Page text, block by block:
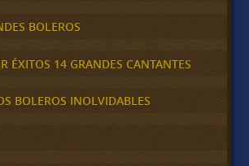
BOLEROS
ÉXITOS 14 GRANDES CANTANTES
BOLEROS INOLVIDABLES